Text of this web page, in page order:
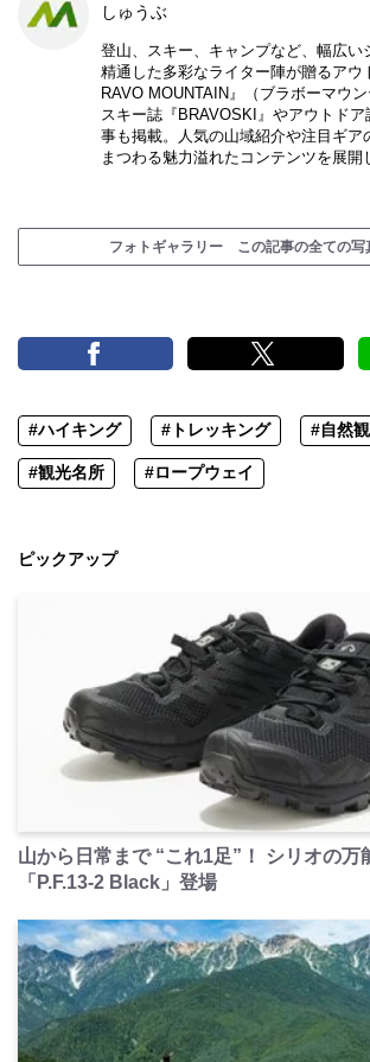
しゅうぶ
登山、スキー、キャンプなど、幅広い
精通した多彩なライター陣が贈るアウ
RAVO MOUNTAIN』（ブラボーマウ
スキー誌『BRAVOSKI』やアウトド
事も掲載。人気の山域紹介や注目ギア
まつわる魅力溢れたコンテンツを展開
フォトギャラリー この記事の全ての写
#ハイキング #トレッキング #自然
#観光名所 #ロープウェイ
ピックアップ
山から日常まで “これ1足”！ シリオの万
「P.F.13-2 Black」登場